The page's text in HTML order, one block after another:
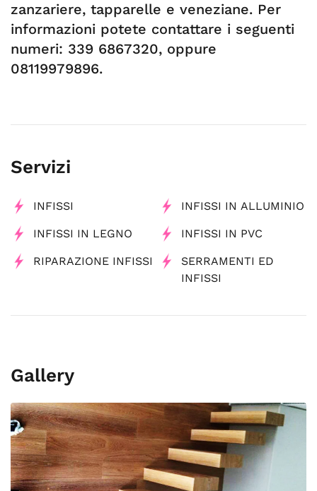
zanzariere, tapparelle e veneziane. Per
informazioni potete contattare i seguenti
numeri: 339 6867320, oppure
08119979896.
Servizi
INFISSI INFISSI IN ALLUMINIO
INFISSI IN LEGNO INFISSI IN PVC
RIPARAZIONE INFISSI
SERRAMENTI ED
INFISSI
Gallery